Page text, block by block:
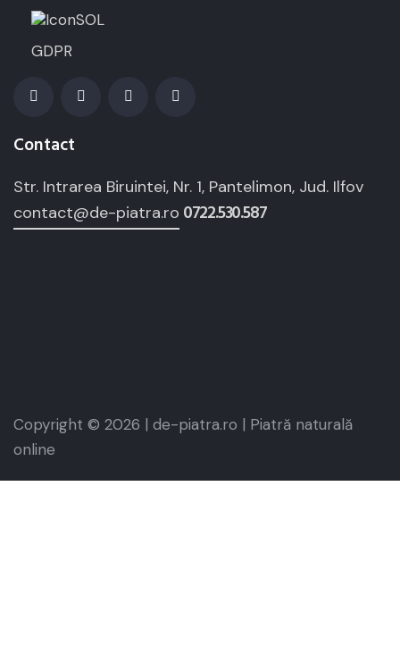
SOL
GDPR
Contact
Str. Intrarea Biruintei, Nr. 1, Pantelimon, Jud. Ilfov
contact@de-piatra.ro 0722.530.587
Copyright © 2026 | de-piatra.ro | Piatră naturală
online